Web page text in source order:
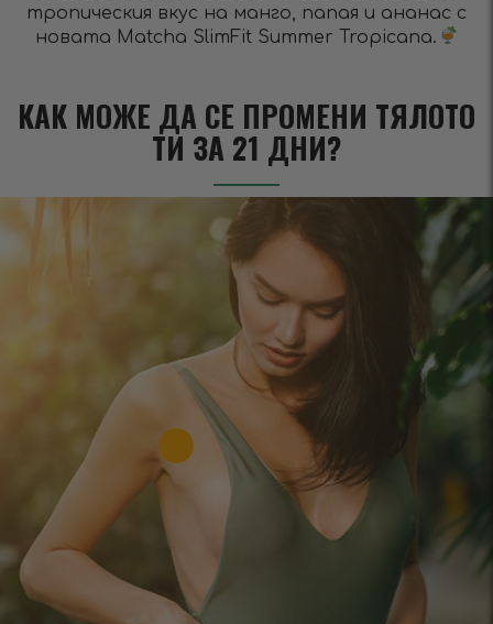
тропическия вкус на манго, папая и ананас с
новата Matcha SlimFit Summer Tropicana.
КАК МОЖЕ ДА СЕ ПРОМЕНИ ТЯЛОТО
ТИ ЗА 21 ДНИ?